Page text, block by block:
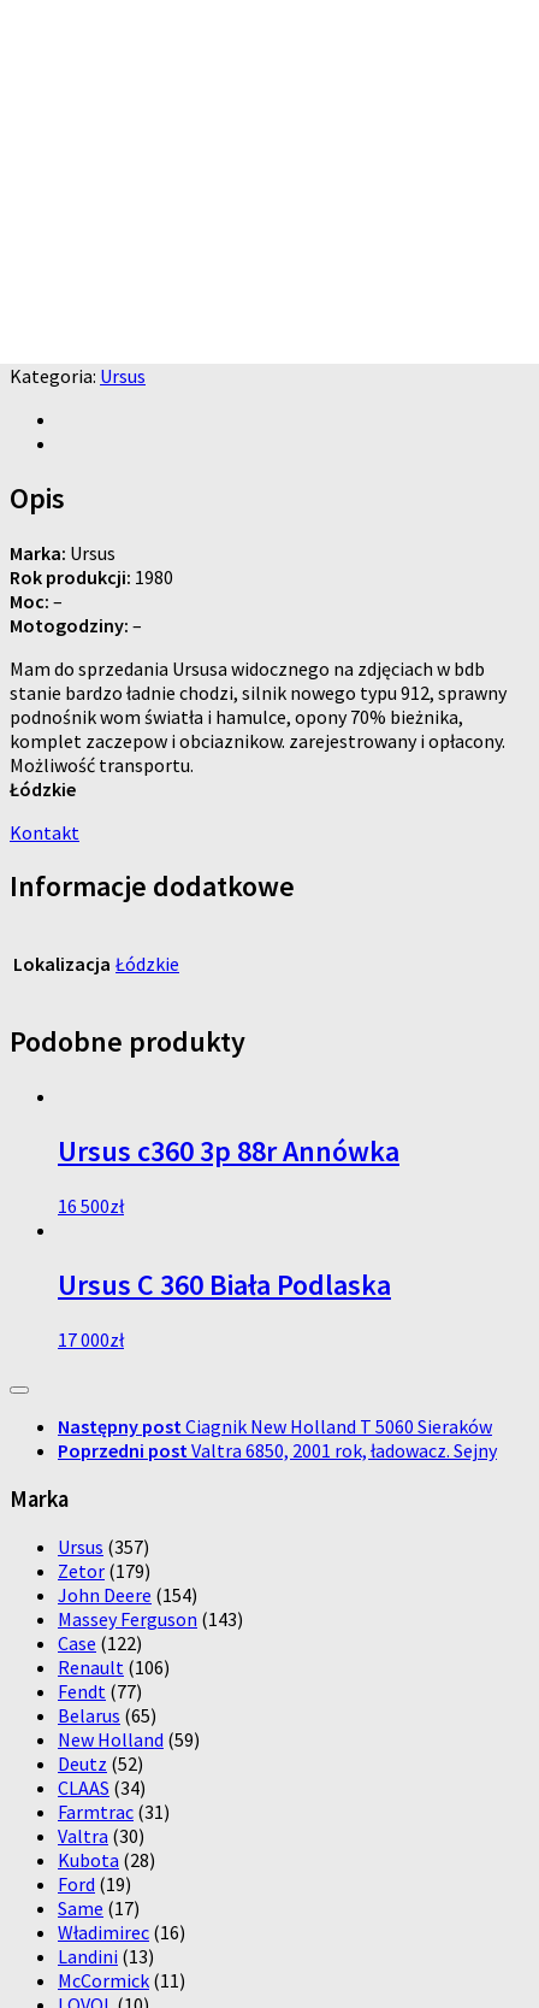
Kategoria: Ursus
Opis
Marka: Ursus
Rok produkcji: 1980
Moc: –
Motogodziny: –
Mam do sprzedania Ursusa widocznego na zdjęciach w bdb
stanie bardzo ładnie chodzi, silnik nowego typu 912, sprawny
podnośnik wom światła i hamulce, opony 70% bieżnika,
komplet zaczepow i obciaznikow. zarejestrowany i opłacony.
Możliwość transportu.
Łódzkie
Kontakt
Informacje dodatkowe
Lokalizacja Łódzkie
Podobne produkty
Ursus c360 3p 88r Annówka
16 500zł
Ursus C 360 Biała Podlaska
17 000zł
Następny post Ciagnik New Holland T 5060 Sieraków
Poprzedni post Valtra 6850, 2001 rok, ładowacz. Sejny
Marka
Ursus (357)
Zetor (179)
John Deere (154)
Massey Ferguson (143)
Case (122)
Renault (106)
Fendt (77)
Belarus (65)
New Holland (59)
Deutz (52)
CLAAS (34)
Farmtrac (31)
Valtra (30)
Kubota (28)
Ford (19)
Same (17)
Władimirec (16)
Landini (13)
McCormick (11)